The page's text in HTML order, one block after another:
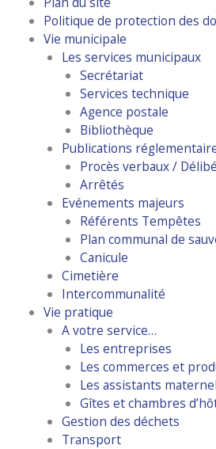
Politique de protection des
Vie municipale
Les services municipaux
Secrétariat
Services technique
Agence postale
Bibliothèque
Publications
Procès verbaux /
Arrêtés
Evénements majeurs
Référents Tempêtes
Plan communal de
Canicule
Cimetière
Intercommunalité
Vie pratique
A votre service…
Les entreprises
Les commerces et
Les assistants
Gîtes et chambres
Gestion des déchets
Transport